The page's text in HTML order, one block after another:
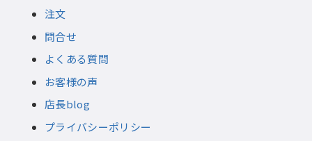
注文
問合せ
よくある質問
お客様の声
店長blog
プライバシーポリシー